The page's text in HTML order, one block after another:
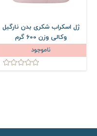
ژل اسکراب شکری بدن نارگیل
وکالی وزن 600 گرم
ناموجود